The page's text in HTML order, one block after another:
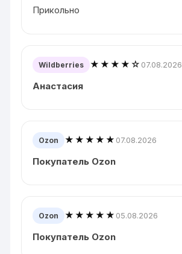
Прикольно
Wildberries ★★★★☆ 07.08.2026
Анастасия
Ozon ★★★★★ 07.08.2026
Покупатель Ozon
Ozon ★★★★★ 05.08.2026
Покупатель Ozon